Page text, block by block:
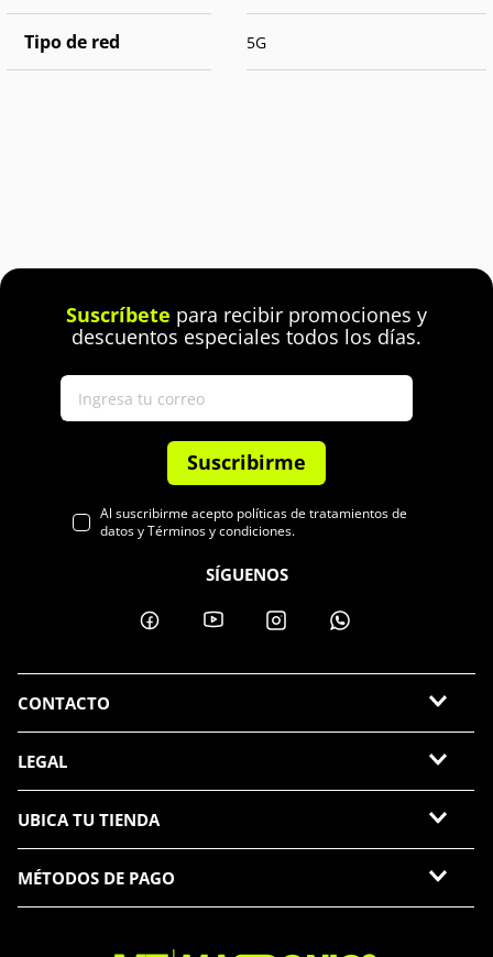
Tipo de red 5G
Suscríbete para recibir promociones y
descuentos especiales todos los días.
Suscribirme
Al suscribirme acepto políticas de tratamientos de
datos y Términos y condiciones.
SÍGUENOS
CONTACTO
LEGAL
UBICA TU TIENDA
MÉTODOS DE PAGO